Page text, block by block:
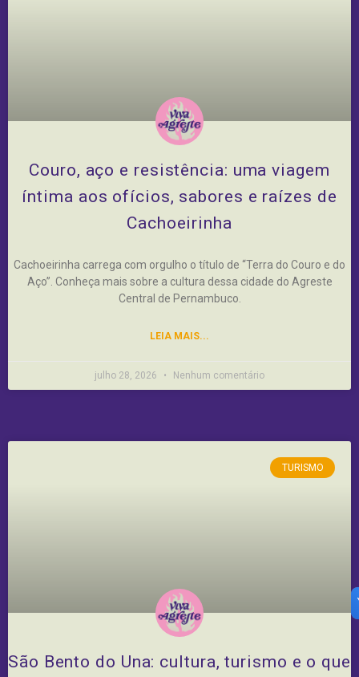
Couro, aço e resistência: uma viagem
íntima aos ofícios, sabores e raízes de
Cachoeirinha
Cachoeirinha carrega com orgulho o título de “Terra do Couro e do
Aço”. Conheça mais sobre a cultura dessa cidade do Agreste
Central de Pernambuco.
LEIA MAIS...
julho 28, 2026 Nenhum comentário
TURISMO
São Bento do Una: cultura, turismo e o que